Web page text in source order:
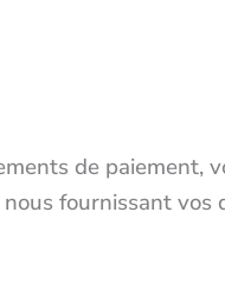
de paiement,
fournissant